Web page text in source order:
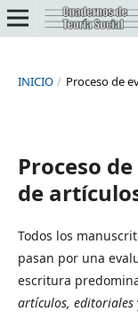
INICIO / Proceso de
Proceso
de
Todos los
pasan por una
escritura
artículos, editoriales